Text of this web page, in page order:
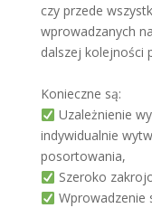
czy przede
wprowadzanych
dalszej kolejności
Konieczne są:
Uzależnienie
indywidualnie
posortowania,
Szeroko
Wprowadzenie